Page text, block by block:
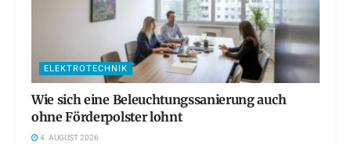
ELEKTROTECHNIK
Wie sich eine Beleuchtungssanierung auch
ohne Förderpolster lohnt
4. AUGUST 2026